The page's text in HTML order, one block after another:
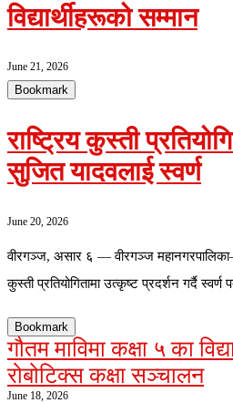
विद्यार्थीहरूको सम्मान
June 21, 2026
Bookmark
राष्ट्रिय कुस्ती
सुजित यादवलाई स्वर्ण
June 20, 2026
वीरगञ्ज, असार ६ — वीरगञ्ज
कुस्ती प्रतियोगितामा उत्कृष्ट प्रदर्शन गर्दै
Bookmark
गौतम माविमा कक्षा ५ का
रोबोटिक्स कक्षा सञ्चालन
June 18, 2026